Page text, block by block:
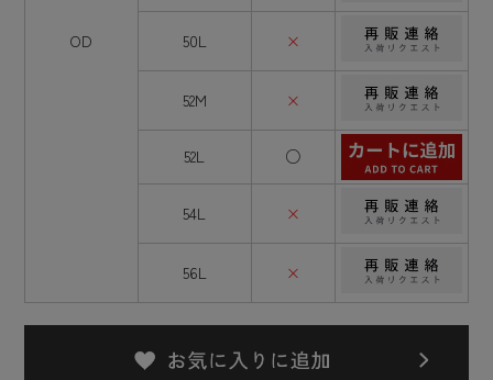
OD 50L ×
52M ×
52L ○
54L ×
56L ×